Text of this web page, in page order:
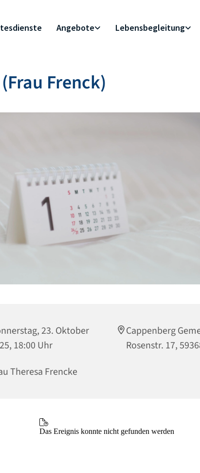
Angebote Lebensbegleitung
Frenck)
23. Oktober
18:00 Uhr
Cappenberg
Rosenstr. 17,
Theresa Frencke